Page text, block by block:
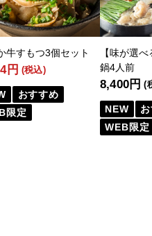
牛すもつ3個セット
円 (税込)
おすすめ
限定
【味が選
鍋4人前
8,400円 (
NEW
WEB限定